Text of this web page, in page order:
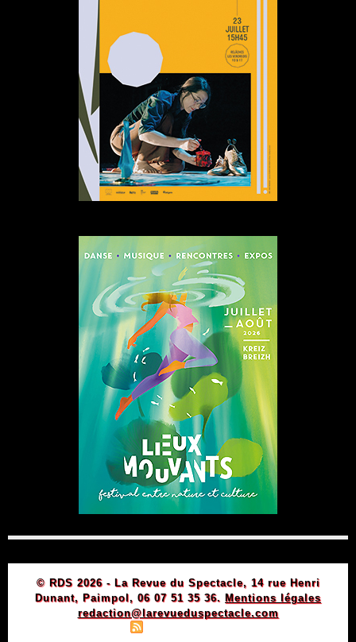
© RDS 2026 - La Revue du Spectacle, 14 rue Henri
Dunant, Paimpol, 06 07 51 35 36. Mentions légales
redaction@larevueduspectacle.com